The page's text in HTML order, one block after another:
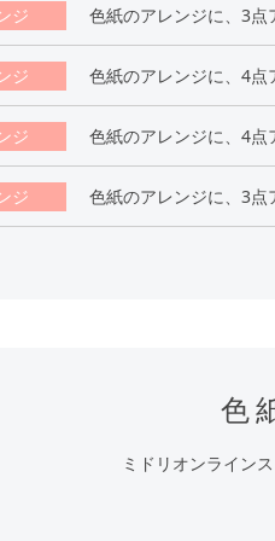
ジ 色紙のアレンジに、3点
ジ 色紙のアレンジに、4点
ジ 色紙のアレンジに、4点
ジ 色紙のアレンジに、3点
色
ミドリオンライン